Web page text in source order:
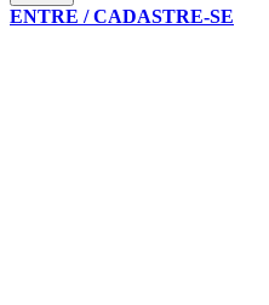
ENTRE / CADASTRE-SE